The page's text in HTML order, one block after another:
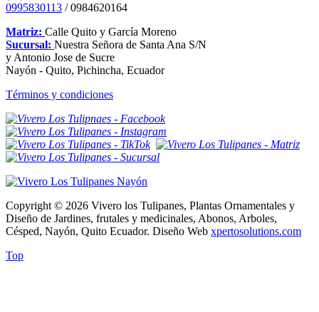
0995830113 / 0984620164
Matriz: Calle Quito y García Moreno
Sucursal: Nuestra Señora de Santa Ana S/N
y Antonio Jose de Sucre
Nayón - Quito, Pichincha, Ecuador
Términos y condiciones
Copyright © 2026 Vivero los Tulipanes, Plantas Ornamentales y
Diseño de Jardines, frutales y medicinales, Abonos, Arboles,
Césped, Nayón, Quito Ecuador. Diseño Web xpertosolutions.com
Top